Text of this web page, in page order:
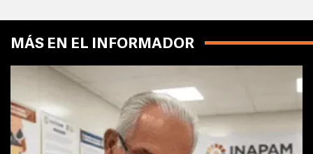
MÁS EN EL INFORMADOR